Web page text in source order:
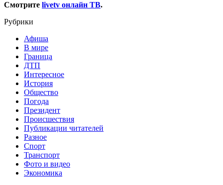
Смотрите livetv онлайн ТВ.
Рубрики
Афиша
В мире
Граница
ДТП
Интересное
История
Общество
Погода
Президент
Происшествия
Публикации читателей
Разное
Спорт
Транспорт
Фото и видео
Экономика